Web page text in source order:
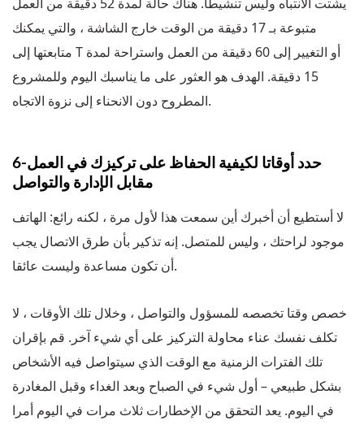
متبوعة بـ 17 دقيقة من الوقت خارج الشاشة ، والتي يمكنك
متابعتها إلى T أو التغيير إلى 60 دقيقة من العمل واستراحة لمدة
15 دقيقة. الهدف هو العثور على ما يناسبك اليوم وللمشروع
المطروح دون الانحناء إلى نزوة الاتجاه.
6-حدد أوقاتا لكيفية الحفاظ على تركيزك في العمل
مقابل الإدارة والتواصل
لا أستطيع أن أخبرك أين سمعت هذا لأول مرة ، لكنه رائع: الهاتف
موجود لراحتك ، وليس للمتصل. إنه تذكير بأن طرق الاتصال يجب
أن تكون مساعدة وليست عائقا.
خصص وقتا تخصصه للمسؤول والتواصل ، وخلال تلك الأوقات ، لا
تكلف نفسك عناء محاولة التركيز على أي شيء آخر. قم بإقران
تلك الفترات الزمنية مع الوقت الذي سيتواصل فيه الأشخاص
بشكل طبيعي – أول شيء في الصباح وبعد الغداء وقبل المغادرة
في اليوم. يعد التحقق من الإخطارات ثلاث مرات في اليوم أمرا